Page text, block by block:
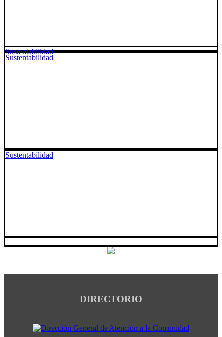
Sustentabilidad
Sustentabilidad
Sustentabilidad
DIRECTORIO